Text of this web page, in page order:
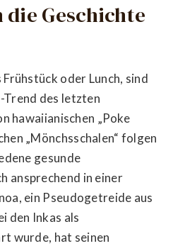
Geschichte
oder Lunch, sind
Trend des letzten
hawaiianischen „Poke
„Mönchsschalen“ folgen
gesunde
ansprechend in einer
ein Pseudogetreide aus
den Inkas als
wurde, hat seinen